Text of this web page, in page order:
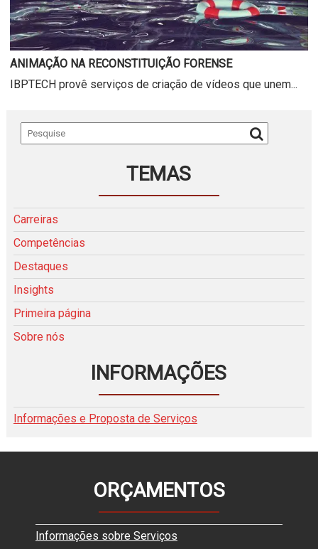
ANIMAÇÃO NA RECONSTITUIÇÃO FORENSE
IBPTECH provê serviços de criação de vídeos que unem...
TEMAS
Carreiras
Competências
Destaques
Insights
Primeira página
Sobre nós
INFORMAÇÕES
Informações e Proposta de Serviços
ORÇAMENTOS
Informações sobre Serviços